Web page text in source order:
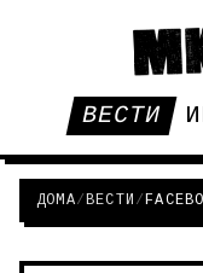
ВЕСТИ
ДОМА/ВЕСТИ /